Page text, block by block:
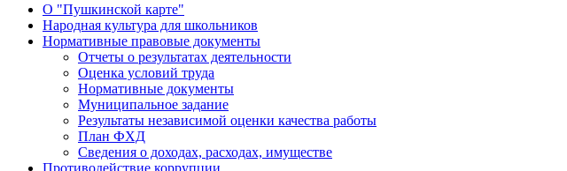
О "Пушкинской карте"
Народная культура для школьников
Нормативные правовые документы
Отчеты о результатах деятельности
Оценка условий труда
Нормативные документы
Муниципальное задание
Результаты независимой оценки качества работы
План ФХД
Сведения о доходах, расходах, имуществе
Противодействие коррупции